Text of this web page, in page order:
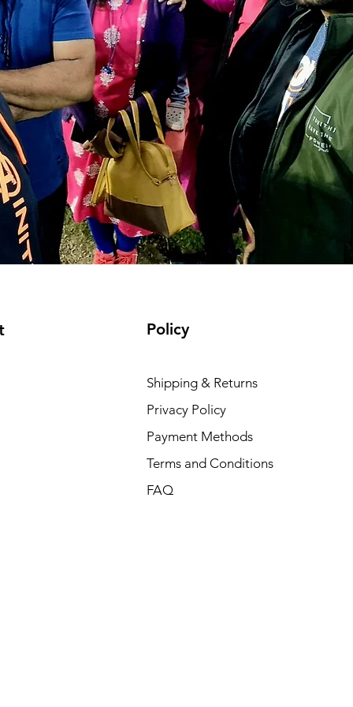
Policy
Shipping & Returns
Privacy Policy
Payment Methods
Terms and Conditions
FAQ